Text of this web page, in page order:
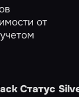
от
Статус